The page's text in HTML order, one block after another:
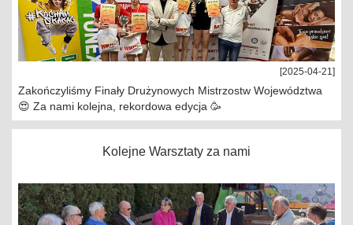
[2025-04-21]
Zakończyliśmy Finały Drużynowych Mistrzostw Województwa
😍 Za nami kolejna, rekordowa edycja 🥳
Kolejne Warsztaty za nami